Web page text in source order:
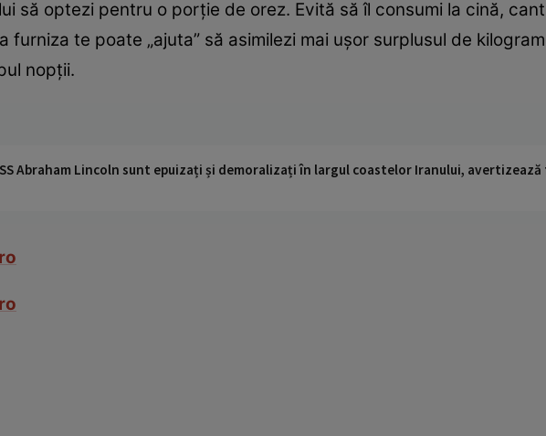
să optezi pentru o porţie de orez. Evită să îl consumi la cină,
te poate „ajuta” să asimilezi mai uşor surplusul de
nopţii.
Abraham Lincoln sunt epuizați și demoralizați în largul coastelor Iranului,